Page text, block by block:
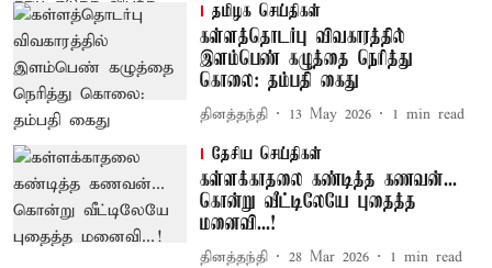
தமிழக செய்திகள்
கள்ளத்தொடர்பு விவகாரத்தில்
இளம்பெண் கழுத்தை நெரித்து
கொலை: தம்பதி கைது
தினத்தந்தி 13 May 2026 1 min read
தேசிய செய்திகள்
கள்ளக்காதலை கண்டித்த கணவன்...
கொன்று வீட்டிலேயே புதைத்த
மனைவி...!
தினத்தந்தி 28 Mar 2026 1 min read